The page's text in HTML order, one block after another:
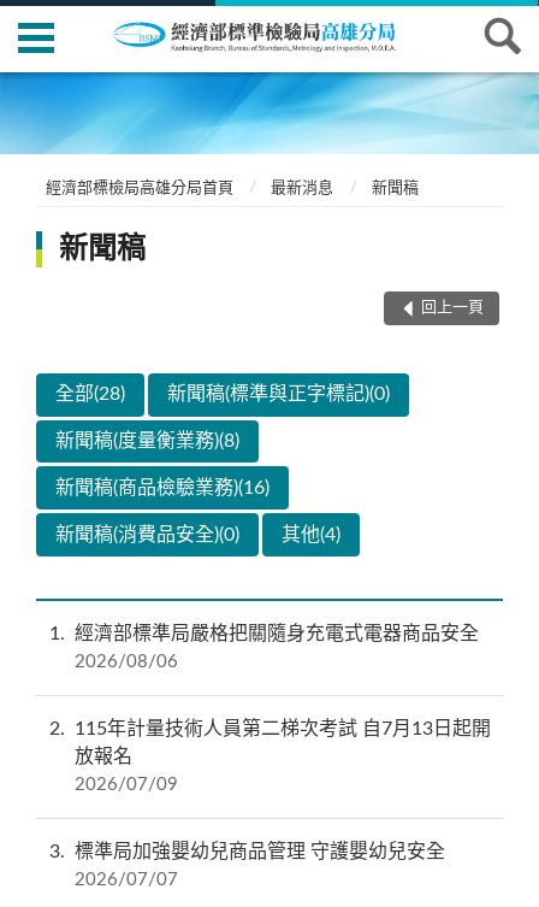
經濟部標檢局高雄分局首頁 最新消息 新聞稿
新聞稿
回上一頁
全部(28) 新聞稿(標準與正字標記)(0)
新聞稿(度量衡業務)(8)
新聞稿(商品檢驗業務)(16)
新聞稿(消費品安全)(0) 其他(4)
1 經濟部標準局嚴格把關隨身充電式電器商品安全
2026/08/06
2
115年計量技術人員第二梯次考試 自7月13日起開
放報名
2026/07/09
3 標準局加強嬰幼兒商品管理 守護嬰幼兒安全
2026/07/07